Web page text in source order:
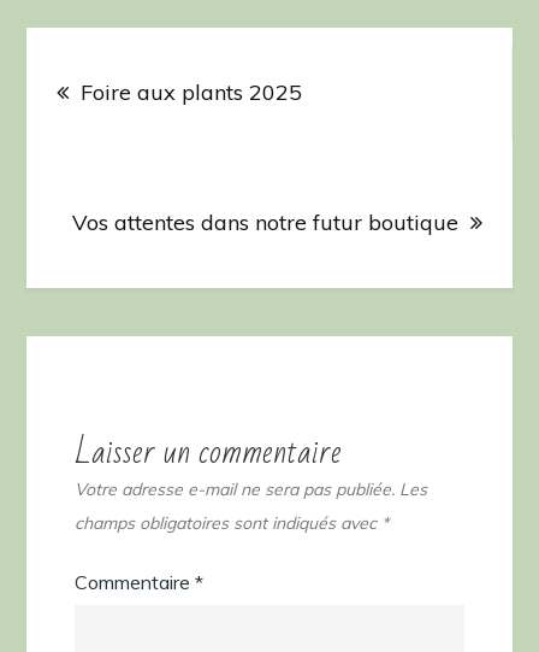
Navigation
de
l’article
Foire aux plants 2025
Vos attentes dans notre futur boutique
Laisser un commentaire
Votre adresse e-mail ne sera pas publiée. Les
champs obligatoires sont indiqués avec *
Commentaire*